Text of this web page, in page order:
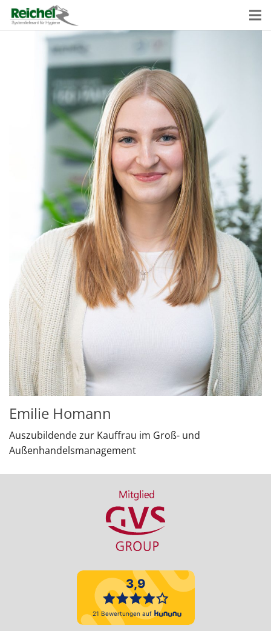
Emilie Homann
Auszubildende zur Kauffrau im Groß- und
Außenhandelsmanagement